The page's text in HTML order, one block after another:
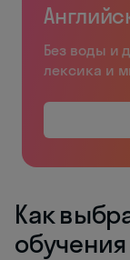
Без воды и
лексика и
Как